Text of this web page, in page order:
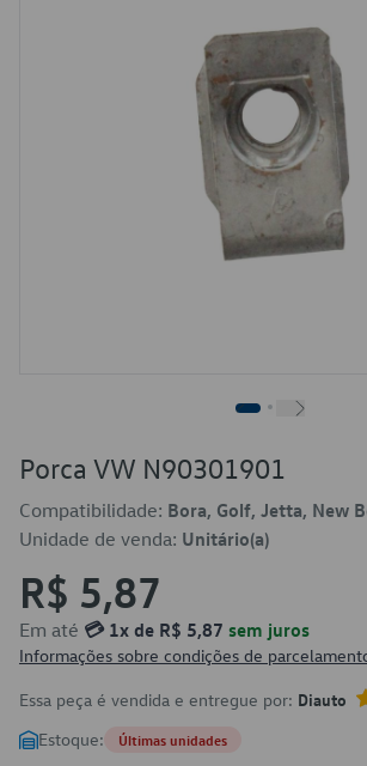
Porca VW N90301901
Compatibilidade: Bora, Golf, Jetta, New
Unidade de venda: Unitário(a)
R$ 5,87
Em até 💳 1x de R$ 5,87 sem juros
Informações sobre condições de
Essa peça é vendida e entregue por: Diauto
Estoque: Últimas unidades